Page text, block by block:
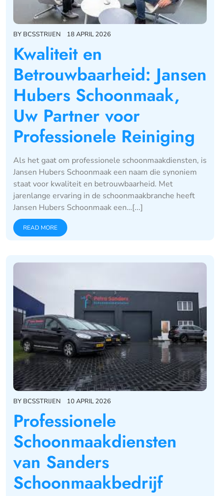
BY BCSSTRIJEN 18 APRIL 2026
Kwaliteit en
Betrouwbaarheid: Jansen
Hubers Schoonmaak,
Uw Partner voor
Professionele Reiniging
Als het gaat om professionele schoonmaakdiensten, is
Jansen Hubers Schoonmaak een naam die synoniem
staat voor kwaliteit en betrouwbaarheid. Met
jarenlange ervaring in de schoonmaakbranche heeft
Jansen Hubers Schoonmaak een…[...]
READ MORE
BY BCSSTRIJEN 10 APRIL 2026
Professionele
Schoonmaakdiensten
van Sanders
Schoonmaakbedrijf